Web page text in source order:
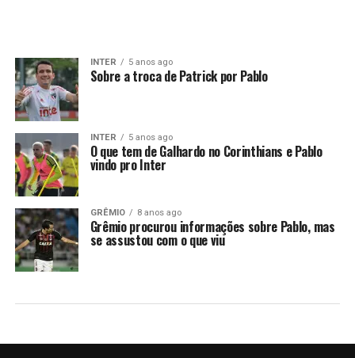
INTER 5 anos ago
Sobre a troca de Patrick por Pablo
INTER 5 anos ago
O que tem de Galhardo no Corinthians e Pablo
vindo pro Inter
GRÊMIO 8 anos ago
Grêmio procurou informações sobre Pablo, mas
se assustou com o que viu